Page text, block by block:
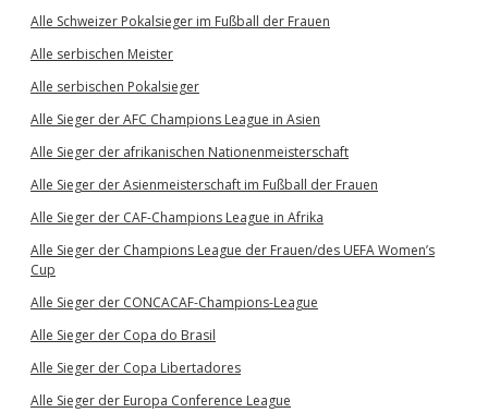
Alle Schweizer Pokalsieger im Fußball der Frauen
Alle serbischen Meister
Alle serbischen Pokalsieger
Alle Sieger der AFC Champions League in Asien
Alle Sieger der afrikanischen Nationenmeisterschaft
Alle Sieger der Asienmeisterschaft im Fußball der Frauen
Alle Sieger der CAF-Champions League in Afrika
Alle Sieger der Champions League der Frauen/des UEFA Women’s
Cup
Alle Sieger der CONCACAF-Champions-League
Alle Sieger der Copa do Brasil
Alle Sieger der Copa Libertadores
Alle Sieger der Europa Conference League